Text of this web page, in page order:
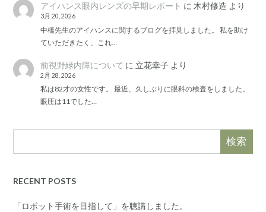
アイハンス眼内レンズの早期レポート に 木村修造 より
3月 20, 2026
中橋先生のアイハンスに関するブログを拝見しました。 私を助け
ていただきたく、これ…
前視野緑内障について に 立花幸子より
2月 28, 2026
私は82才の女性です。 最近、久しぶりに眼科の検査をしました。
眼圧は11でした…
検索
RECENT POSTS
「ロボット手術を目指して」を聴講しました。